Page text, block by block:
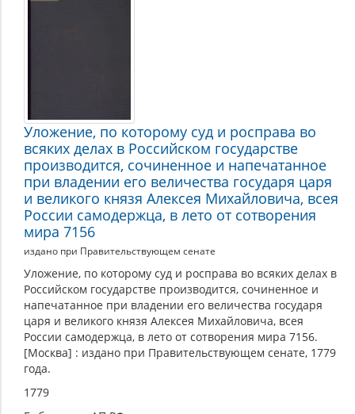
Уложение, по которому суд и росправа во
всяких делах в Российском государстве
производится, сочиненное и напечатанное
при владении его величества государя царя
и великого князя Алексея Михайловича, всея
России самодержца, в лето от сотворения
мира 7156
издано при Правительствующем сенате
Уложение, по которому суд и росправа во всяких делах в
Российском государстве производится, сочиненное и
напечатанное при владении его величества государя
царя и великого князя Алексея Михайловича, всея
России самодержца, в лето от сотворения мира 7156.
[Москва] : издано при Правительствующем сенате, 1779
года.
1779